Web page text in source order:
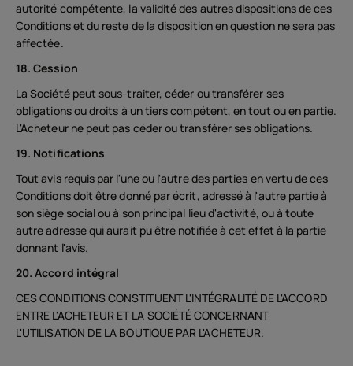
autorité compétente, la validité des autres dispositions de ces
Conditions et du reste de la disposition en question ne sera pas
affectée.
18. Cession
La Société peut sous-traiter, céder ou transférer ses
obligations ou droits à un tiers compétent, en tout ou en partie.
L'Acheteur ne peut pas céder ou transférer ses obligations.
19. Notifications
Tout avis requis par l'une ou l'autre des parties en vertu de ces
Conditions doit être donné par écrit, adressé à l'autre partie à
son siège social ou à son principal lieu d'activité, ou à toute
autre adresse qui aurait pu être notifiée à cet effet à la partie
donnant l'avis.
20. Accord intégral
CES CONDITIONS CONSTITUENT L'INTÉGRALITÉ DE L'ACCORD
ENTRE L'ACHETEUR ET LA SOCIÉTÉ CONCERNANT
L'UTILISATION DE LA BOUTIQUE PAR L'ACHETEUR.